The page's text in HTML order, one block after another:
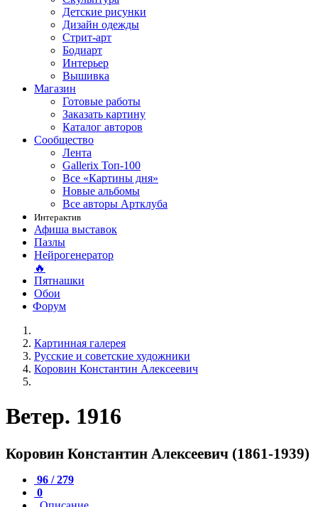
Детские рисунки
Дизайн одежды
Стрит-арт
Бодиарт
Интерьер
Вышивка
Магазин
Готовые работы
Заказать картину
Каталог авторов
Сообщество
Лента
Gallerix Топ-100
Все «Картины дня»
Новые альбомы
Все авторы Артклуба
Интерактив
Афиша выставок
Пазлы
Нейрогенератор
🔥
Пятнашки
Обои
Форум
Картинная галерея
Русские и советские художники
Коровин Константин Алексеевич
Ветер. 1916
Коровин Константин Алексеевич (1861-1939)
96 / 279
0